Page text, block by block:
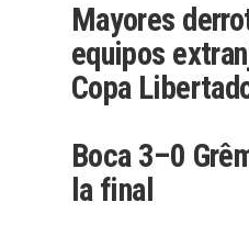
Mayores
equipos
Copa
Boca 3–0
la final